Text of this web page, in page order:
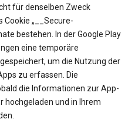
für denselben Zweck
„__Secure-
bestehen. In der Google Play
eine temporäre
um die Nutzung der
zu erfassen. Die
die Informationen zur App-
hochgeladen und in Ihrem